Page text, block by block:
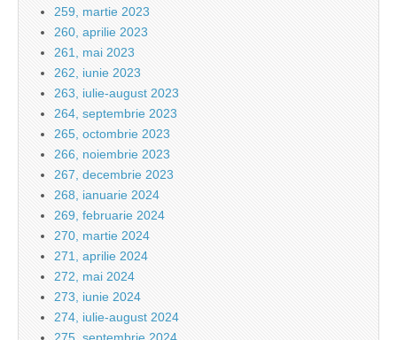
259, martie 2023
260, aprilie 2023
261, mai 2023
262, iunie 2023
263, iulie-august 2023
264, septembrie 2023
265, octombrie 2023
266, noiembrie 2023
267, decembrie 2023
268, ianuarie 2024
269, februarie 2024
270, martie 2024
271, aprilie 2024
272, mai 2024
273, iunie 2024
274, iulie-august 2024